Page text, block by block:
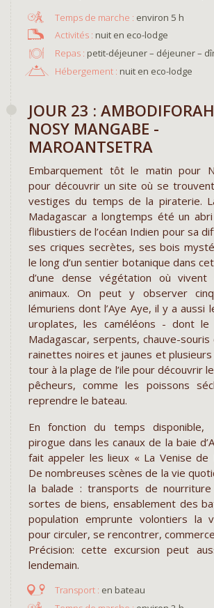
environ 5 h
nuit en eco-lodge
Repas : petit-déjeuner – déjeuner –
Hébergement : nuit en eco-lodge
JOUR 23 :
NOSY MANGABE -
MAROANTSETRA
Embarquement tôt le matin pour
pour découvrir un site où se
vestiges du temps de la piraterie.
Madagascar a longtemps été un
flibustiers de l’océan Indien pour sa
ses criques secrètes, ses bois
le long d’un sentier botanique dans
d’une dense végétation où vivent
animaux. On peut y observer
lémuriens dont l’Aye Aye, il y a aussi
uroplates, les caméléons - dont
Madagascar, serpents, chauve-
rainettes noires et jaunes et
tour à la plage de l’ile pour découvrir
pêcheurs, comme les poissons
reprendre le bateau.
En fonction du temps disponible,
pirogue dans les canaux de la baie
fait appeler les lieux « La Venise de
De nombreuses scènes de la vie
la balade : transports de
sortes de biens, ensablement des
population emprunte volontiers la
pour circuler, se rencontrer,
Précision: cette excursion peut
lendemain.
en bateau